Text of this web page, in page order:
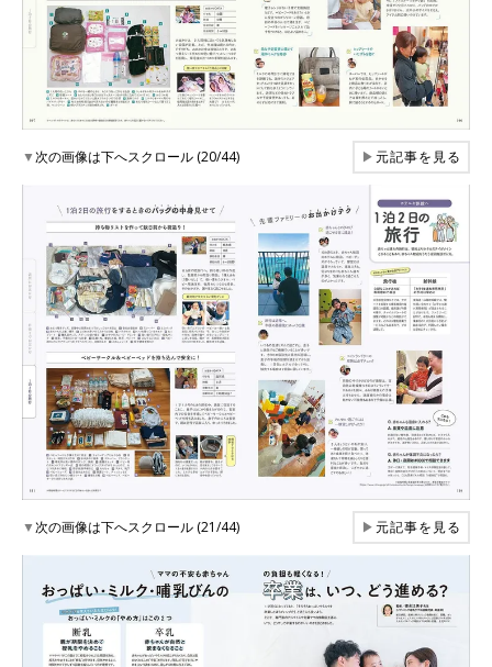
▼次の画像は下へスクロール (20/44) ▶元記事を見る
▼次の画像は下へスクロール (21/44) ▶元記事を見る